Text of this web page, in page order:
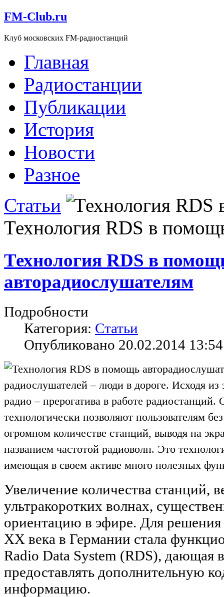
FM-Club.ru
Клуб московских FM-радиостанций
Главная
Радиостанции
Публикации
История
Новости
Разное
Статьи
Технология RDS в
Технология RDS в
авторадиослушателям
Подробности
Категория: Статьи
Опубликовано 20.02.2014 13:54
радиослушателей – люди в дороге. Исходя из
радио – прерогатива в работе
технологически позволяют пользователям
огромном количестве станций, выводя на
названием частотой радиоволн. Это
имеющая в своем активе много полезных
Увеличение количества станций,
ультракоротких волнах,
ориентацию в эфире. Для
ХХ века в Германии стала
Radio Data System (RDS), дающая
предоставлять дополнительную
информацию.